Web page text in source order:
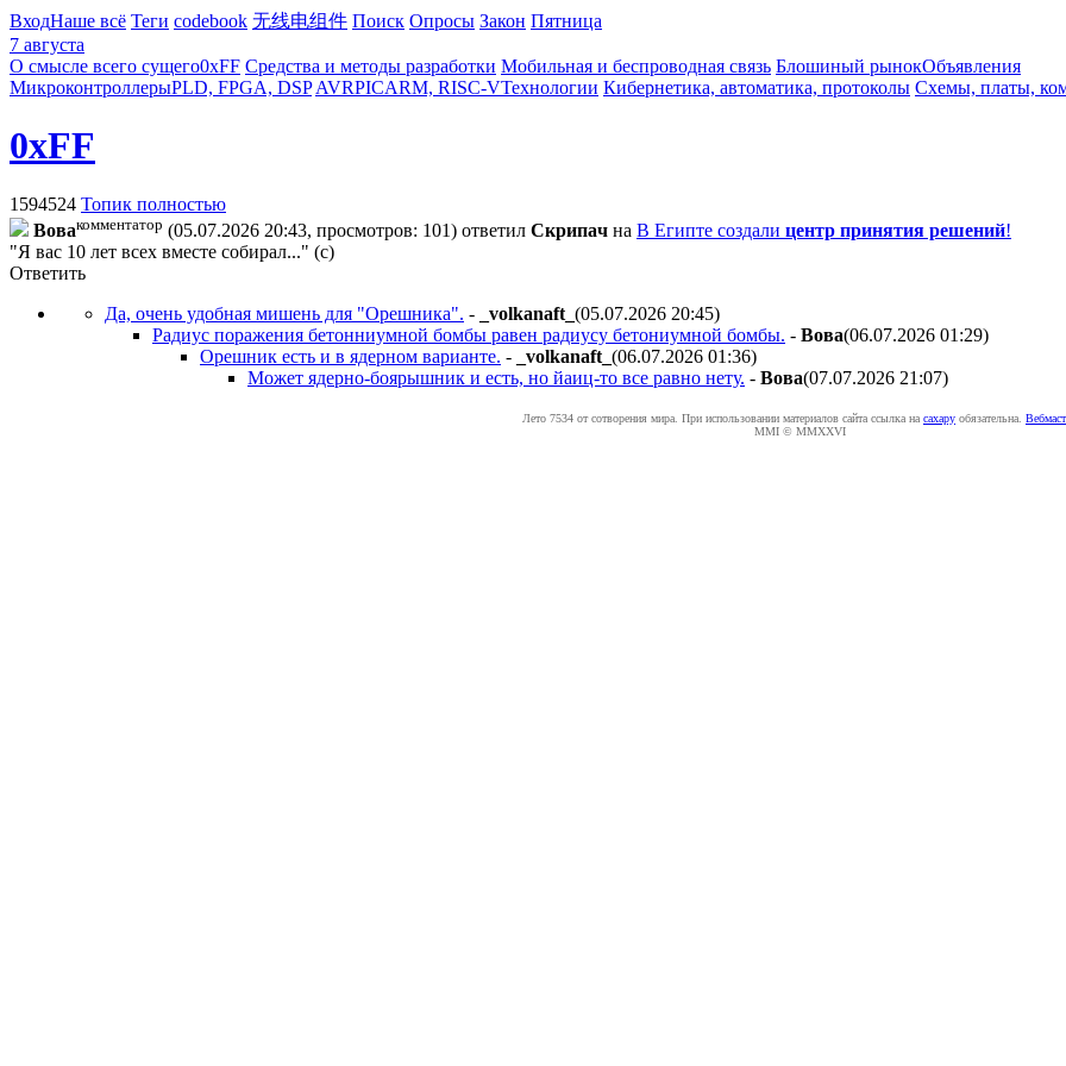
ВходНаше всё Теги codebook 无线电组件 Поиск Опросы Закон Пятница
7 августа
О смысле всего сущего0xFF Средства и методы разработки Мобильная и беспроводная связь Блошиный рынокОбъявления
МикроконтроллерыPLD, FPGA, DSP AVRPICARM, RISC-VТехнологии Кибернетика, автоматика, протоколы Схемы, платы,
0xFF
1594524 Топик полностью
Boвaкомментатор (05.07.2026 20:43, просмотров: 101) ответил Cкpипaч на В Египте создали центр принятия решений!
"Я вас 10 лет всех вместе собирал..." (с)
Ответить
Да, очень удобная мишень для "Орешника". - _volkanaft_ (05.07.2026 20:45)
Радиус поражения бетонниумной бомбы равен радиусу бетониумной бомбы. - Boвa(06.07.2026 01:29)
Орешник есть и в ядерном варианте. - _volkanaft_ (06.07.2026 01:36)
Может ядерно-боярышник и есть, но йаиц-то все равно нету. - Boвa(07.07.2026 21:07)
Лето 7534 от сотворения мира. При использовании материалов сайта ссылка на caxapу обязательна.
MMI © MMXXVI